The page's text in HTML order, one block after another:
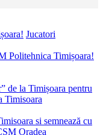
Jucatori
Politehnica Timișoara!
de la Timișoara pentru
Timisoara
si semnează cu
Oradea